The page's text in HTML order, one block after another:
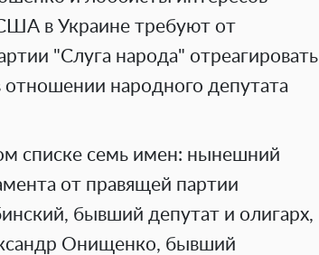
в Украине требуют от
"Слуга народа" отреагировать
отношении народного депутата
списке семь имен: нынешний
от правящей партии
бывший депутат и олигарх,
Онищенко, бывший